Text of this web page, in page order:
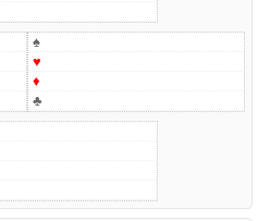
♠
♥
♦
♣